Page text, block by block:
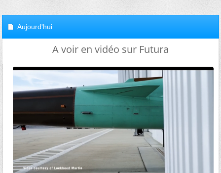
Aujourd'hui
A voir en vidéo sur Futura